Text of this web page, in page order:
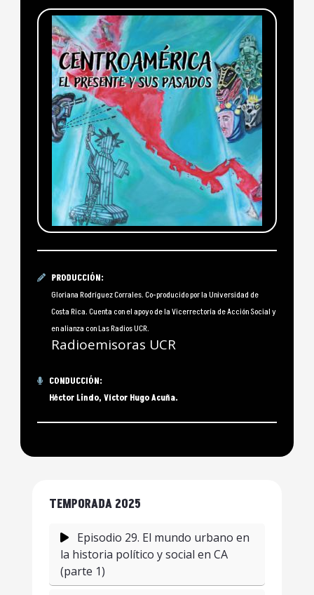
PRODUCCIÓN:
Gloriana Rodríguez Corrales. Co-producido por la Universidad de
Costa Rica. Cuenta con el apoyo de la Vicerrectoría de Acción Social y
en alianza con Las Radios UCR.
Radioemisoras UCR
CONDUCCIÓN:
Héctor Lindo, Víctor Hugo Acuña.
TEMPORADA 2025
Episodio 29. El mundo urbano en
la historia político y social en CA
(parte 1)